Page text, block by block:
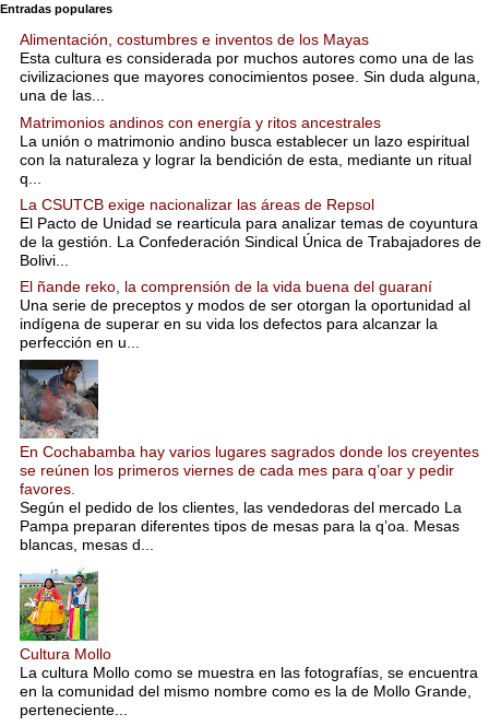
Entradas populares
Alimentación, costumbres e inventos de los Mayas
Esta cultura es considerada por muchos autores como una de las
civilizaciones que mayores conocimientos posee. Sin duda alguna,
una de las...
Matrimonios andinos con energía y ritos ancestrales
La unión o matrimonio andino busca establecer un lazo espiritual
con la naturaleza y lograr la bendición de esta, mediante un ritual
q...
La CSUTCB exige nacionalizar las áreas de Repsol
El Pacto de Unidad se rearticula para analizar temas de coyuntura
de la gestión. La Confederación Sindical Única de Trabajadores de
Bolivi...
El ñande reko, la comprensión de la vida buena del guaraní
Una serie de preceptos y modos de ser otorgan la oportunidad al
indígena de superar en su vida los defectos para alcanzar la
perfección en u...
En Cochabamba hay varios lugares sagrados donde los creyentes
se reúnen los primeros viernes de cada mes para q’oar y pedir
favores.
Según el pedido de los clientes, las vendedoras del mercado La
Pampa preparan diferentes tipos de mesas para la q’oa. Mesas
blancas, mesas d...
Cultura Mollo
La cultura Mollo como se muestra en las fotografías, se encuentra
en la comunidad del mismo nombre como es la de Mollo Grande,
perteneciente...